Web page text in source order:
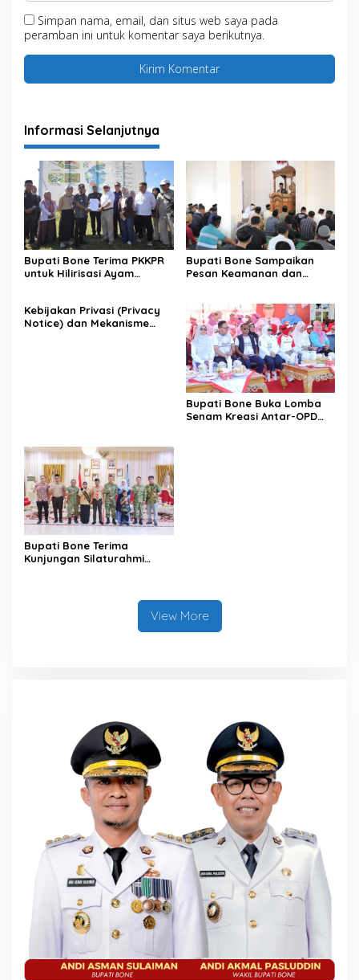
Simpan nama, email, dan situs web saya pada
peramban ini untuk komentar saya berikutnya.
Informasi Selanjutnya
Bupati Bone Terima PKKPR
untuk Hilirisasi Ayam
Bupati Bone Sampaikan
Pesan Keamanan dan
Kebijakan Privasi (Privacy
Notice) dan Mekanisme
Bupati Bone Buka Lomba
Senam Kreasi Antar-OPD
Bupati Bone Terima
Kunjungan Silaturahmi
View More